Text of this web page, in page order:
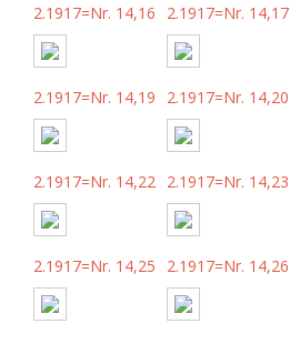
2.1917=Nr. 14,16 2.1917=Nr. 14,17
2.1917=Nr. 14,19 2.1917=Nr. 14,20
2.1917=Nr. 14,22 2.1917=Nr. 14,23
2.1917=Nr. 14,25 2.1917=Nr. 14,26